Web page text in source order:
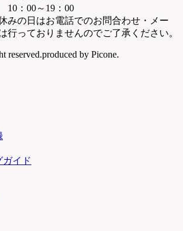
：00～19：00
みの日はお電話でのお問合わせ・メー
行っておりませんのでご了承ください。
reserved.produced by Picone.
ガイド